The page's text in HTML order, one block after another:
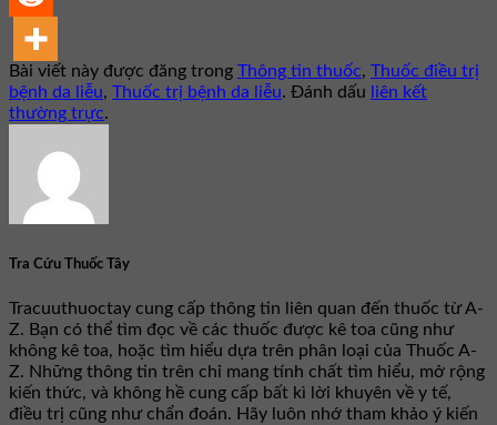
Bài viết này được đăng trong Thông tin thuốc, Thuốc điều trị
bệnh da liễu, Thuốc trị bệnh da liễu. Đánh dấu
liên kết
thường trực.
Tra Cứu Thuốc Tây
Tracuuthuoctay cung cấp thông tin liên quan đến thuốc từ A-
Z. Bạn có thể tìm đọc về các thuốc được kê toa cũng như
không kê toa, hoặc tìm hiểu dựa trên phân loại của Thuốc A-
Z. Những thông tin trên chỉ mang tính chất tìm hiểu, mở rộng
kiến thức, và không hề cung cấp bất kì lời khuyên về y tế,
điều trị cũng như chẩn đoán. Hãy luôn nhớ tham khảo ý kiến